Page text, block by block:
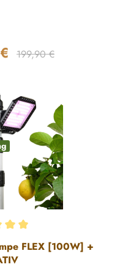
Regulärer Preis:
199,90 €
von 5 von 5 Sternen
FLEX [100W] +